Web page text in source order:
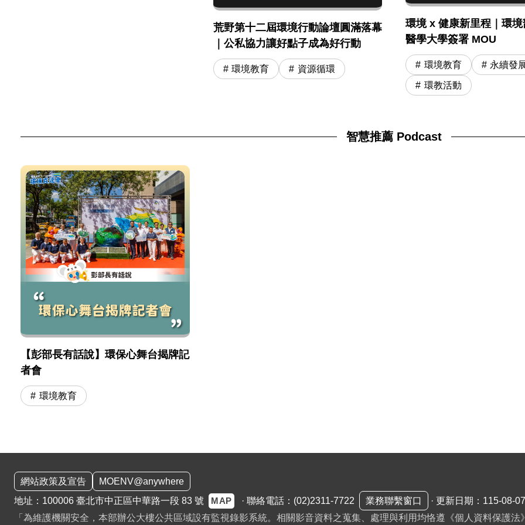
荒野第十二屆環境行動論壇圓滿落幕
｜公私協力讓好點子成為好行動
環境教育 資源循環
環境 x 健康新里程｜環
醫學大學簽署 MOU
環境教育 永續發
環教活動
智慧推薦 Podcast
【彭部長有話說】環保心舞台揭牌記
者會
環境教育
網站政策及宣告
MOENV@anywhere
地址：100006 臺北市中正區中華路一段 83 號
MAP · 聯絡電話： (02)2311-7722 業務聯繫窗口 · 更新日期：115-08-07
「為維護機關安全，本部辦公大樓公共區域設有監視錄影系統。相關影音資料之蒐集、處理與利用均恪遵《個人資料保護法